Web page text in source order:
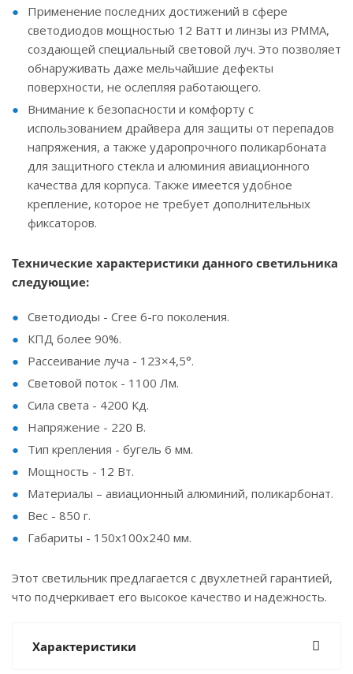
Применение последних достижений в сфере
светодиодов мощностью 12 Ватт и линзы из PMMA,
создающей специальный световой луч. Это позволяет
обнаруживать даже мельчайшие дефекты
поверхности, не ослепляя работающего.
Внимание к безопасности и комфорту с
использованием драйвера для защиты от перепадов
напряжения, а также ударопрочного поликарбоната
для защитного стекла и алюминия авиационного
качества для корпуса. Также имеется удобное
крепление, которое не требует дополнительных
фиксаторов.
Технические характеристики данного светильника
следующие:
Светодиоды - Cree 6-го поколения.
КПД более 90%.
Рассеивание луча - 123×4,5°.
Световой поток - 1100 Лм.
Сила света - 4200 Кд.
Напряжение - 220 В.
Тип крепления - бугель 6 мм.
Мощность - 12 Вт.
Материалы – авиационный алюминий, поликарбонат.
Вес - 850 г.
Габариты - 150x100x240 мм.
Этот светильник предлагается с двухлетней гарантией,
что подчеркивает его высокое качество и надежность.
Характеристики